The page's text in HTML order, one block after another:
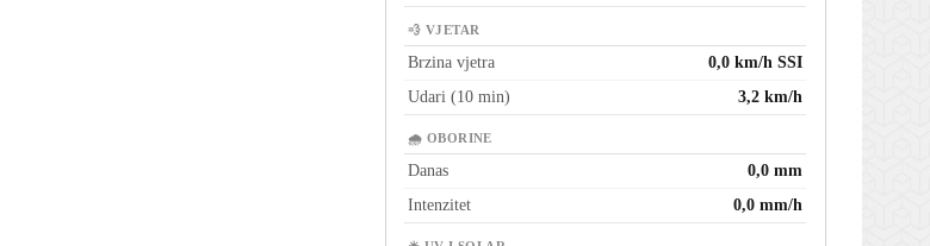
💨 VJETAR
Brzina vjetra
0,0 km/h SSI
Udari (10 min)
3,2 km/h
🌧 OBORINE
Danas
0,0 mm
Intenzitet
0,0 mm/h